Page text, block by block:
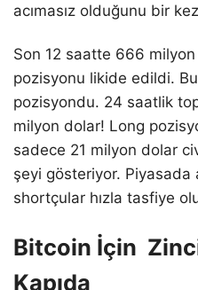
acımasız olduğunu bir
Son 12 saatte 666
pozisyonu likide edildi.
pozisyondu. 24 saatlik
milyon dolar! Long
sadece 21 milyon dolar
şeyi gösteriyor. Piyasada
shortçular hızla tasfiye
Bitcoin İçin
Kapıda